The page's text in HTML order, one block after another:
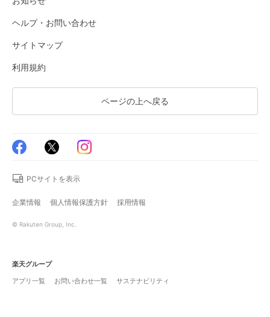
ヘルプ・お問い合わせ
サイトマップ
利用規約
ページの上へ戻る
PCサイトを表示
企業情報 個人情報保護方針 採用情報
© Rakuten Group, Inc.
楽天グループ
アプリ一覧
お問い合わせ一覧 サステナビリティ